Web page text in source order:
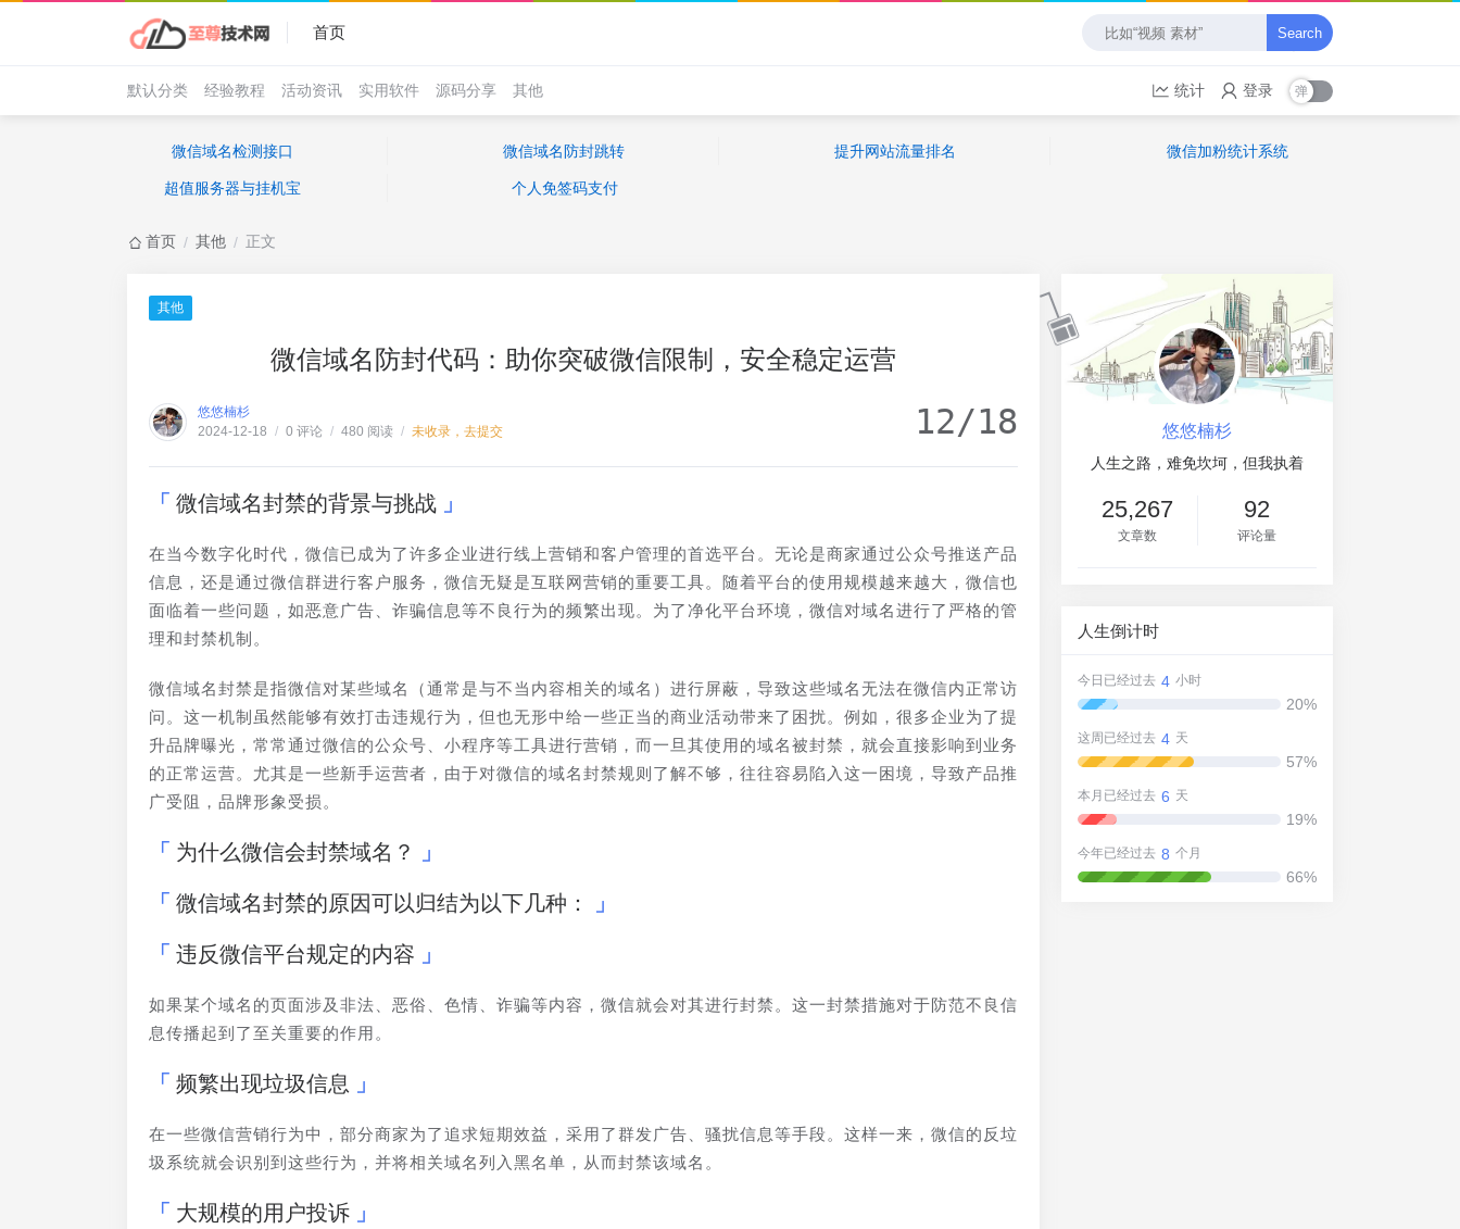
首页 Search
默认分类 经验教程 活动资讯 实用软件 源码分享 其他 统计 登录
微信域名检测接口 微信域名防封跳转 提升网站流量排名 微信加粉统计系统
超值服务器与挂机宝 个人免签码支付
首页 / 其他 / 正文
其他
微信域名防封代码：助你突破微信限制，安全稳定运营
悠悠楠杉
2024-12-18 / 0 评论 / 480 阅读 / 未收录，去提交 12/18
微信域名封禁的背景与挑战
在当今数字化时代，微信已成为了许多企业进行线上营销和客户管理的首选平台。无论是商家通过公众号推送产品
信息，还是通过微信群进行客户服务，微信无疑是互联网营销的重要工具。随着平台的使用规模越来越大，微信也
面临着一些问题，如恶意广告、诈骗信息等不良行为的频繁出现。为了净化平台环境，微信对域名进行了严格的管
理和封禁机制。
微信域名封禁是指微信对某些域名（通常是与不当内容相关的域名）进行屏蔽，导致这些域名无法在微信内正常访
问。这一机制虽然能够有效打击违规行为，但也无形中给一些正当的商业活动带来了困扰。例如，很多企业为了提
升品牌曝光，常常通过微信的公众号、小程序等工具进行营销，而一旦其使用的域名被封禁，就会直接影响到业务
的正常运营。尤其是一些新手运营者，由于对微信的域名封禁规则了解不够，往往容易陷入这一困境，导致产品推
广受阻，品牌形象受损。
为什么微信会封禁域名？
微信域名封禁的原因可以归结为以下几种：
违反微信平台规定的内容
如果某个域名的页面涉及非法、恶俗、色情、诈骗等内容，微信就会对其进行封禁。这一封禁措施对于防范不良信
息传播起到了至关重要的作用。
频繁出现垃圾信息
在一些微信营销行为中，部分商家为了追求短期效益，采用了群发广告、骚扰信息等手段。这样一来，微信的反垃
圾系统就会识别到这些行为，并将相关域名列入黑名单，从而封禁该域名。
大规模的用户投诉
悠悠楠杉
人生之路，难免坎坷，但我执着
25,267
文章数
92
评论量
人生倒计时
今日已经过去 4 小时
20%
这周已经过去 4 天
57%
本月已经过去 6 天
19%
今年已经过去 8 个月
66%